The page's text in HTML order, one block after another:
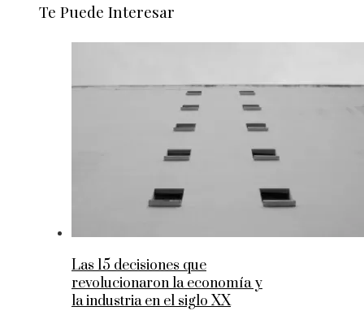
Te Puede Interesar
Las 15 decisiones que
revolucionaron la economía y
la industria en el siglo XX